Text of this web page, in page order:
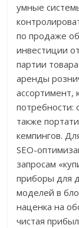
умные
по продаже
инвестиции
партии
аренды
ассортимент,
потребности:
также
кемпингов.
SEO-
запросам
приборы для
моделей в
наценка на
чистая